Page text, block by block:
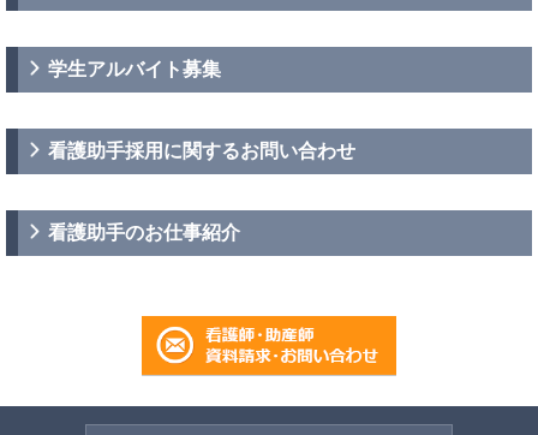
学生アルバイト募集
看護助手採用に関するお問い合わせ
看護助手のお仕事紹介